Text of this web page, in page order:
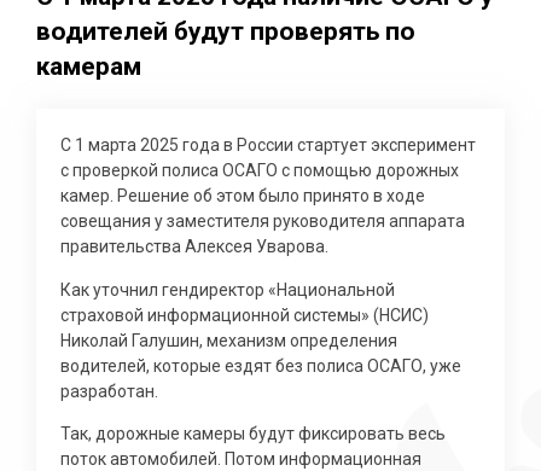
водителей будут проверять по
камерам
С 1 марта 2025 года в России стартует эксперимент
с проверкой полиса ОСАГО с помощью дорожных
камер. Решение об этом было принято в ходе
совещания у заместителя руководителя аппарата
правительства Алексея Уварова.
Как уточнил гендиректор «Национальной
страховой информационной системы» (НСИС)
Николай Галушин, механизм определения
водителей, которые ездят без полиса ОСАГО, уже
разработан.
Так, дорожные камеры будут фиксировать весь
поток автомобилей. Потом информационная